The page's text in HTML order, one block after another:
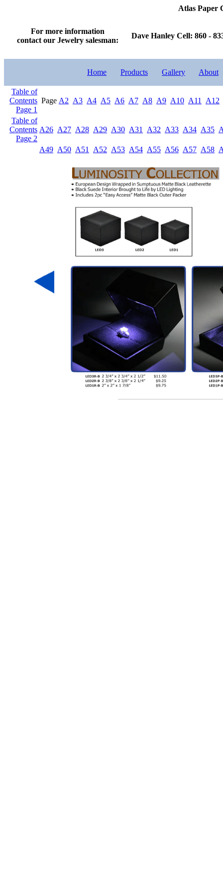
Atlas Paper
For more information
contact our Jewelry salesman:
Dave Hanley Cell: 860 -
Home Products Gallery About
Table of
Contents
Page 1
Page A2 A3 A4 A5 A6 A7 A8 A9 A10 A11 A12
Table of
Contents
Page 2
A26 A27 A28 A29 A30 A31 A32 A33 A34 A35
A49 A50 A51 A52 A53 A54 A55 A56 A57 A58